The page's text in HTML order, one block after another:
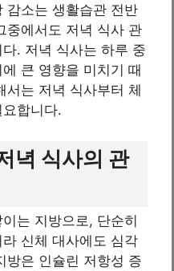
감소는 생활습관 전반
중에서도 저녁 식사 관
. 저녁 식사는 하루 중
큰 영향을 미치기 때
서는 저녁 식사부터 체
합니다.
녁 식사의 관
는 지방으로, 단순히
신체 대사에도 심각
방은 인슐린 저항성 증